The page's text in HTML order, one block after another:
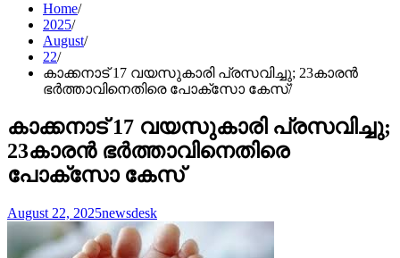
Home
2025
August
22
കാക്കനാട് 17 വയസുകാരി പ്രസവിച്ചു; 23കാരൻ
ഭർത്താവിനെതിരെ പോക്സോ കേസ്
കാക്കനാട് 17 വയസുകാരി പ്രസവിച്ചു;
23കാരൻ ഭർത്താവിനെതിരെ
പോക്സോ കേസ്
August 22, 2025newsdesk